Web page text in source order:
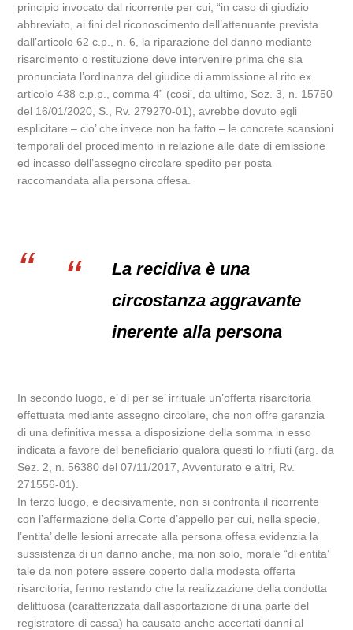
principio invocato dal ricorrente per cui, “in caso di giudizio
abbreviato, ai fini del riconoscimento dell’attenuante prevista
dall’articolo 62 c.p., n. 6, la riparazione del danno mediante
risarcimento o restituzione deve intervenire prima che sia
pronunciata l’ordinanza del giudice di ammissione al rito ex
articolo 438 c.p.p., comma 4” (cosi’, da ultimo, Sez. 3, n. 15750
del 16/01/2020, S., Rv. 279270-01), avrebbe dovuto egli
esplicitare – cio’ che invece non ha fatto – le concrete scansioni
temporali del procedimento in relazione alle date di emissione
ed incasso dell’assegno circolare spedito per posta
raccomandata alla persona offesa.
La recidiva è una
circostanza aggravante
inerente alla persona
In secondo luogo, e’ di per se’ irrituale un’offerta risarcitoria
effettuata mediante assegno circolare, che non offre garanzia
di una definitiva messa a disposizione della somma in esso
indicata a favore del beneficiario qualora questi lo rifiuti (arg. da
Sez. 2, n. 56380 del 07/11/2017, Avventurato e altri, Rv.
271556-01).
In terzo luogo, e decisivamente, non si confronta il ricorrente
con l’affermazione della Corte d’appello per cui, nella specie,
l’entita’ delle lesioni arrecate alla persona offesa evidenzia la
sussistenza di un danno anche, ma non solo, morale “di entita’
tale da non potere essere coperto dalla modesta offerta
risarcitoria, fermo restando che la realizzazione della condotta
delittuosa (caratterizzata dall’asportazione di una parte del
registratore di cassa) ha causato anche accertati danni al